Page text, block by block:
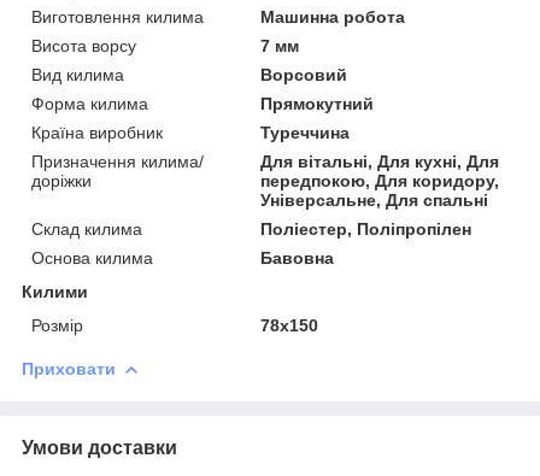
Виготовлення килима
Машинна робота
Висота ворсу
7 мм
Вид килима
Ворсовий
Форма килима
Прямокутний
Країна виробник
Туреччина
Призначення килима/
доріжки
Для вітальні, Для кухні, Для
передпокою, Для коридору,
Універсальне, Для спальні
Склад килима
Поліестер, Поліпропілен
Основа килима
Бавовна
Килими
Розмір
78х150
Приховати
Умови доставки